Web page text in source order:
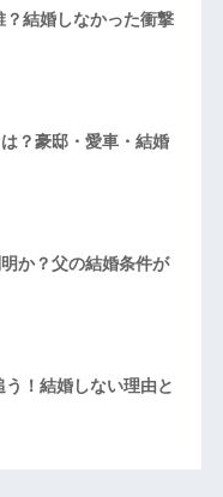
結婚しなかった衝撃
？豪邸・愛車・結婚
か？父の結婚条件が
！結婚しない理由と